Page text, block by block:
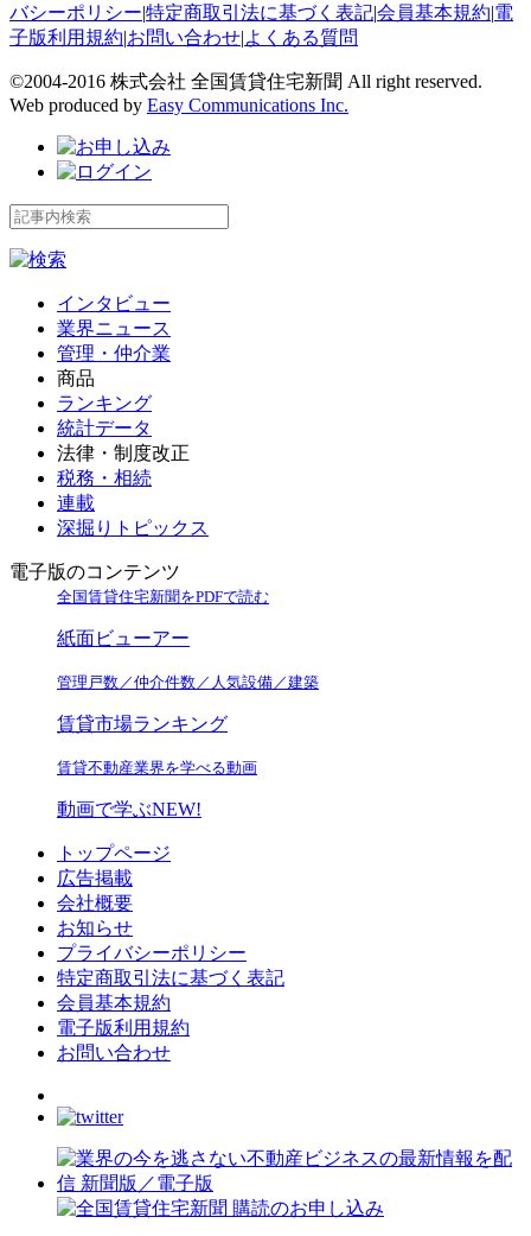
バシーポリシー|特定商取引法に基づく表記|会員基本規約|電
子版利用規約|お問い合わせ|よくある質問
©2004-2016 株式会社 全国賃貸住宅新聞 All right reserved.
Web produced by Easy Communications Inc.
インタビュー
業界ニュース
管理・仲介業
商品
ランキング
統計データ
法律・制度改正
税務・相続
連載
深掘りトピックス
電子版のコンテンツ
全国賃貸住宅新聞をPDFで読む
紙面ビューアー
管理戸数／仲介件数／人気設備／建築
賃貸市場ランキング
賃貸不動産業界を学べる動画
動画で学ぶNEW!
トップページ
広告掲載
会社概要
お知らせ
プライバシーポリシー
特定商取引法に基づく表記
会員基本規約
電子版利用規約
お問い合わせ